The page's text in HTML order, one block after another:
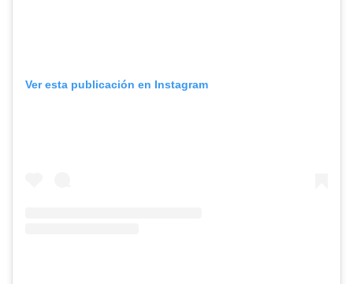
Ver esta publicación en Instagram